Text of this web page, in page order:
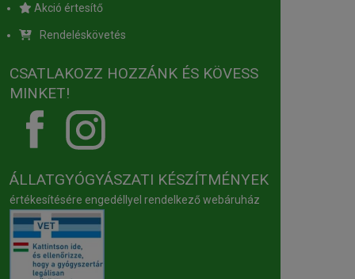
Akció értesítő
Rendeléskövetés
CSATLAKOZZ HOZZÁNK ÉS KÖVESS
MINKET!
ÁLLATGYÓGYÁSZATI KÉSZÍTMÉNYEK
értékesítésére engedéllyel rendelkező webáruház